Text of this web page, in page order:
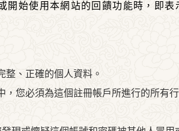
始使用本網站的回饋功能時，即
、正確的個人資料。
您必須為這個註冊帳戶所進行的所有